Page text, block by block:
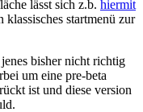
lässt sich z.b. hiermit
startmenü zur
bisher nicht richtig
um eine pre-beta
ist und diese version